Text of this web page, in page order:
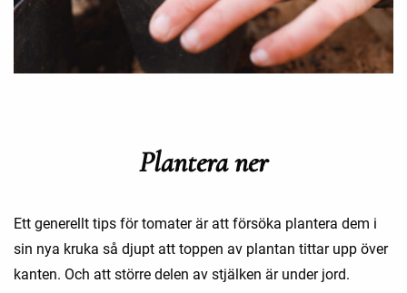
Plantera ner
Ett generellt tips för tomater är att försöka plantera dem i
sin nya kruka så djupt att toppen av plantan tittar upp över
kanten. Och att större delen av stjälken är under jord.